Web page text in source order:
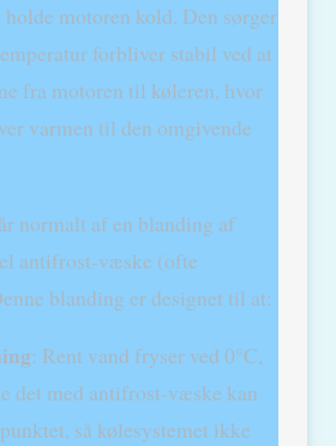
motoren kold. Den sørger
forbliver stabil ved at
fra motoren til køleren, hvor
varmen til den omgivende
normalt af en blanding af
antifrost-væske (ofte
blanding er designet til at:
: Rent vand fryser ved 0°C,
det med antifrost-væske kan
så kølesystemet ikke